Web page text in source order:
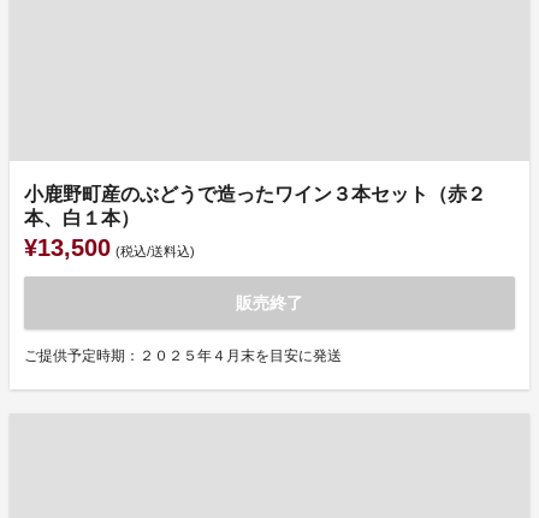
小鹿野町産のぶどうで造ったワイン３本セット（赤２
本、白１本）
¥13,500 (税込/送料込)
販売終了
ご提供予定時期：２０２５年４月末を目安に発送